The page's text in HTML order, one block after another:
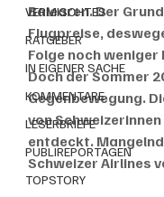
VERMISCHTES
RATGEBER
IN EIGENER SACHE
KOMMENTARE
LESERBRIEFE
PUBLIREPORTAGEN
TOPSTORY
Balearen. Der
Flugpreise,
Folge noch
Doch der Sommer
Gegenbewegung.
von
entdeckt.
Schweizer Airlines